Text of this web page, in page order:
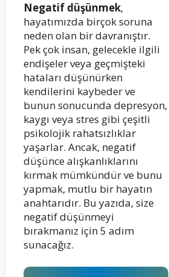
Negatif düşünmek,
hayatımızda birçok soruna
neden olan bir davranıştır.
Pek çok insan, gelecekle ilgili
endişeler veya geçmişteki
hataları düşünürken
kendilerini kaybeder ve
bunun sonucunda depresyon,
kaygı veya stres gibi çeşitli
psikolojik rahatsızlıklar
yaşarlar. Ancak, negatif
düşünce alışkanlıklarını
kırmak mümkündür ve bunu
yapmak, mutlu bir hayatın
anahtarıdır. Bu yazıda, size
negatif düşünmeyi
bırakmanız için 5 adım
sunacağız.